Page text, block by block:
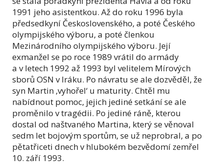
1991 jeho asistentkou. Až do roku 1996 byla
předsedkyní Československého, a poté Českého
olympijského výboru, a poté členkou
Mezinárodního olympijského výboru. Její
exmanžel se po roce 1989 vrátil do armády
a v letech 1992 až 1993 byl velitelem Mírových
sborů OSN v Iráku. Po návratu se ale dozvěděl, že
syn Martin ,vyhořel‘ u maturity. Chtěl mu
nabídnout pomoc, jejich jediné setkání se ale
proměnilo v tragédii. Po jediné ráně, kterou
dostal od naštvaného Martina, který se věnoval
sedm let bojovým sportům, se už neprobral, a po
pětatřiceti dnech v hlubokém bezvědomí zemřel
10. září 1993.